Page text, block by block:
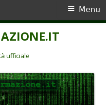
ufficiale
Menu